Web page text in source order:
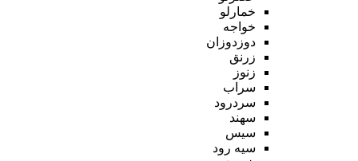
خمارلو
خواجه
دوزدوزان
زرنق
زنوز
سراب
سردرود
سهند
سیس
سیه رود